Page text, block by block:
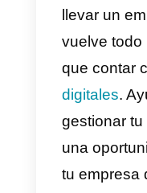
Como
nuestro
que un